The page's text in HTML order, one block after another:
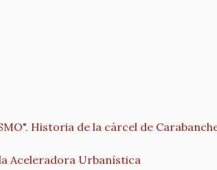
Historia de la cárcel de
Aceleradora Urbanística